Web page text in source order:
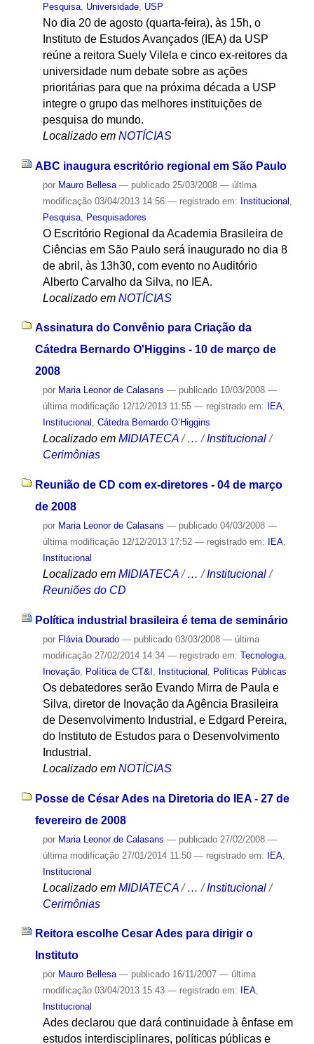
Pesquisa, Universidade, USP
No dia 20 de agosto (quarta-feira), às 15h, o
Instituto de Estudos Avançados (IEA) da USP
reúne a reitora Suely Vilela e cinco ex-reitores da
universidade num debate sobre as ações
prioritárias para que na próxima década a USP
integre o grupo das melhores instituições de
pesquisa do mundo.
Localizado em NOTÍCIAS
ABC inaugura escritório regional em São Paulo
por Mauro Bellesa — publicado25/03/2008 — última
modificação03/04/2013 14:56 — registrado em: Institucional
Pesquisa, Pesquisadores
O Escritório Regional da Academia Brasileira de
Ciências em São Paulo será inaugurado no dia 8
de abril, às 13h30, com evento no Auditório
Alberto Carvalho da Silva, no IEA.
Localizado em NOTÍCIAS
Assinatura do Convênio para Criação da
Cátedra Bernardo O'Higgins - 10 de março de
2008
por Maria Leonor de Calasans — publicado10/03/2008 —
última modificação12/12/2013 11:55 — registrado em: IEA,
Institucional , Cátedra Bernardo O’Higgins
Localizado em MIDIATECA / …/Institucional /
Cerimônias
Reunião de CD com ex-diretores - 04 de março
de 2008
por Maria Leonor de Calasans — publicado04/03/2008 —
última modificação12/12/2013 17:52 — registrado em: IEA,
Institucional
Localizado em MIDIATECA /…/Institucional /
Reuniões do CD
Política industrial brasileira é tema de seminário
por Flávia Dourado — publicado03/03/2008 — última
modificação27/02/2014 14:34 — registrado em: Tecnologia,
Inovação, Política de CT&I Institucional Políticas Públicas
Os debatedores serão Evando Mirra de Paula e
Silva, diretor de Inovação da Agência Brasileira
de Desenvolvimento Industrial, e Edgard Pereira,
do Instituto de Estudos para o Desenvolvimento
Industrial.
Localizado em NOTÍCIAS
Posse de César Ades na Diretoria do IEA - 27 de
fevereiro de 2008
por Maria Leonor de Calasans — publicado27/02/2008 —
última modificação27/01/2014 11:50 — registrado em: IEA,
Institucional
Localizado em MIDIATECA /…/Institucional /
Cerimônias
Reitora escolhe Cesar Ades para dirigir o
Instituto
por Mauro Bellesa — publicado16/11/2007 — última
modificação03/04/2013 15:43 — registrado em: IEA,
Institucional
Ades declarou que dará continuidade à ênfase em
estudos interdisciplinares, políticas públicas e